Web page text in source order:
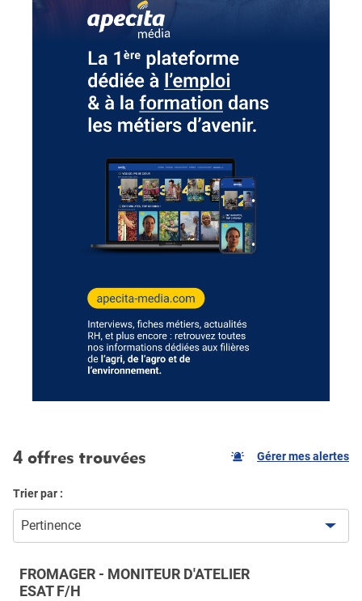
4 offres trouvées Gérer mes alertes
Trier par :
Pertinence
FROMAGER - MONITEUR D'ATELIER
ESAT F/H